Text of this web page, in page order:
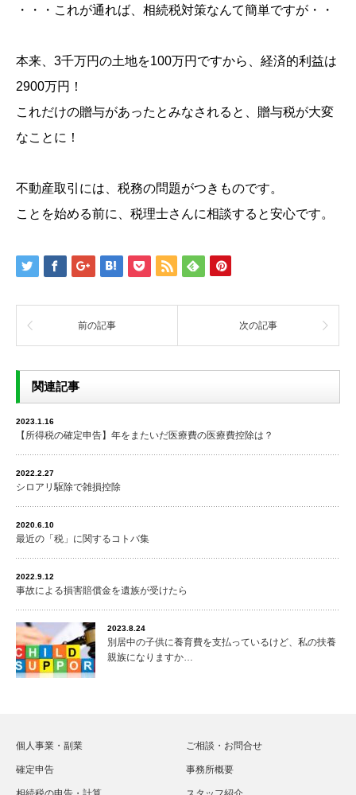
・・・これが通れば、相続税対策なんて簡単ですが・・
本来、3千万円の土地を100万円ですから、経済的利益は
2900万円！
これだけの贈与があったとみなされると、贈与税が大変
なことに！
不動産取引には、税務の問題がつきものです。
ことを始める前に、税理士さんに相談すると安心です。
前の記事 次の記事
関連記事
2023.1.16
【所得税の確定申告】年をまたいだ医療費の医療費控除は？
2022.2.27
シロアリ駆除で雑損控除
2020.6.10
最近の「税」に関するコトバ集
2022.9.12
事故による損害賠償金を遺族が受けたら
2023.8.24
別居中の子供に養育費を支払っているけど、私の扶養
親族になりますか…
個人事業・副業
確定申告
ご相談・お問合せ
事務所概要